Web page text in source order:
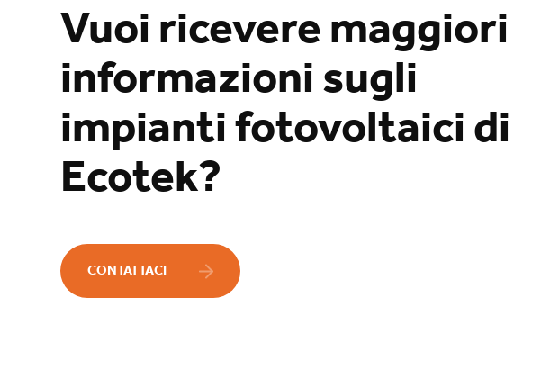
Vuoi ricevere maggiori
informazioni sugli
impianti fotovoltaici di
Ecotek?
CONTATTACI